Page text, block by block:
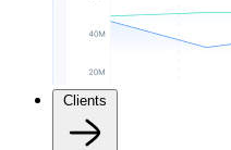
Clients